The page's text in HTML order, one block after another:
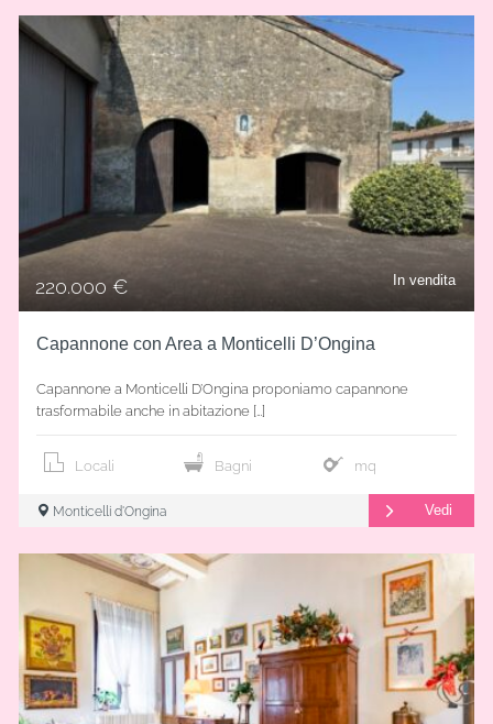
In vendita
220.000 €
Capannone con Area a Monticelli D’Ongina
Capannone a Monticelli D’Ongina proponiamo capannone
trasformabile anche in abitazione […]
Locali Bagni mq
Monticelli d'Ongina Vedi